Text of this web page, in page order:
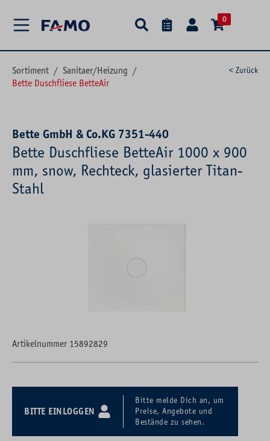
0
Sortiment / Sanitaer/Heizung /
Bette Duschfliese BetteAir
< Zurück
Bette GmbH & Co.KG 7351-440
Bette Duschfliese BetteAir 1000 x 900
mm, snow, Rechteck, glasierter Titan-
Stahl
Artikelnummer 15892829
BITTE EINLOGGEN
Bitte melde Dich an, um
Preise, Angebote und
Bestände zu sehen.